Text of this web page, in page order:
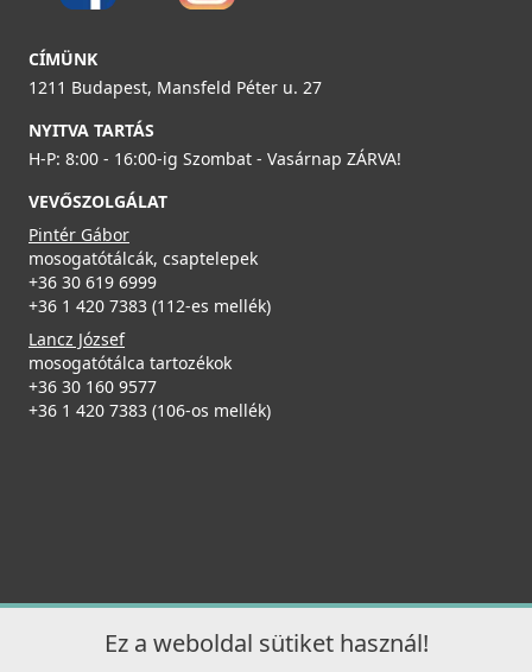
CÍMÜNK
1211 Budapest, Mansfeld Péter u. 27
NYITVA TARTÁS
H-P: 8:00 - 16:00-ig Szombat - Vasárnap ZÁRVA!
VEVŐSZOLGÁLAT
Pintér Gábor
mosogatótálcák, csaptelepek
+36 30 619 6999
+36 1 420 7383 (112-es mellék)
Lancz József
mosogatótálca tartozékok
+36 30 160 9577
+36 1 420 7383 (106-os mellék)
Ez a weboldal sütiket használ!